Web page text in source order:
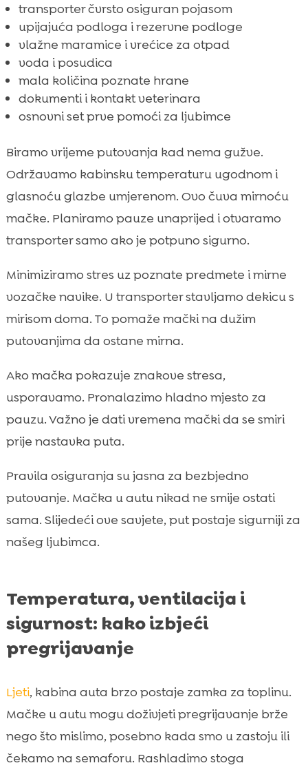
transporter čvrsto osiguran pojasom
upijajuća podloga i rezervne podloge
vlažne maramice i vrećice za otpad
voda i posudica
mala količina poznate hrane
dokumenti i kontakt veterinara
osnovni set prve pomoći za ljubimce
Biramo vrijeme putovanja kad nema gužve.
Održavamo kabinsku temperaturu ugodnom i
glasnoću glazbe umjerenom. Ovo čuva mirnoću
mačke. Planiramo pauze unaprijed i otvaramo
transporter samo ako je potpuno sigurno.
Minimiziramo stres uz poznate predmete i mirne
vozačke navike. U transporter stavljamo dekicu s
mirisom doma. To pomaže mački na dužim
putovanjima da ostane mirna.
Ako mačka pokazuje znakove stresa,
usporavamo. Pronalazimo hladno mjesto za
pauzu. Važno je dati vremena mački da se smiri
prije nastavka puta.
Pravila osiguranja su jasna za bezbjedno
putovanje. Mačka u autu nikad ne smije ostati
sama. Slijedeći ove savjete, put postaje sigurniji za
našeg ljubimca.
Temperatura, ventilacija i
sigurnost: kako izbjeći
pregrijavanje
Ljeti, kabina auta brzo postaje zamka za toplinu.
Mačke u autu mogu doživjeti pregrijavanje brže
nego što mislimo, posebno kada smo u zastoju ili
čekamo na semaforu. Rashladimo stoga